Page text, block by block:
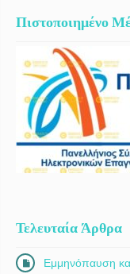
Πιστοποιημένο
Τελευταία Άρθρα
Εμμηνόπαυση